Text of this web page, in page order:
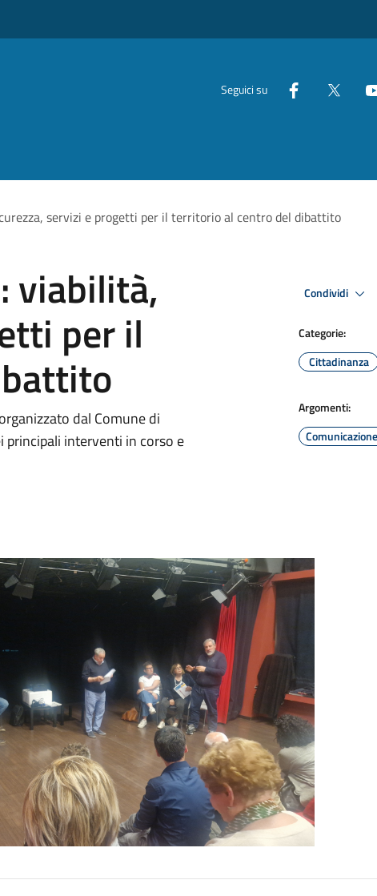
Seguici su
servizi e progetti per il territorio al centro del dibattito
viabilità,
per il
dal Comune di
principali interventi in corso e
Condividi
Categorie:
Cittadinanza
Argomenti: